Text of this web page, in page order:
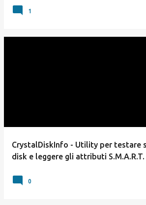
1
CrystalDiskInfo - Utility per testare
disk e leggere gli attributi S.M.A.R.T.
0